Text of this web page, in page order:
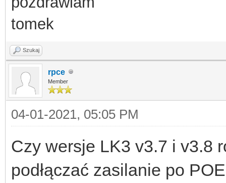
tomek
Szukaj
rpce
Member
04-01-2021, 05:05 PM
Czy wersje LK3 v3.7 i v3.8
podłączać zasilanie po